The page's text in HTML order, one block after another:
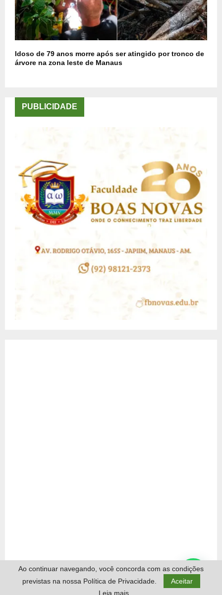
Idoso de 79 anos morre após ser atingido por tronco de
árvore na zona leste de Manaus
PUBLICIDADE
Ao continuar navegando, você concorda com as condições
previstas na nossa Política de Privacidade.
Aceitar
Leia mais